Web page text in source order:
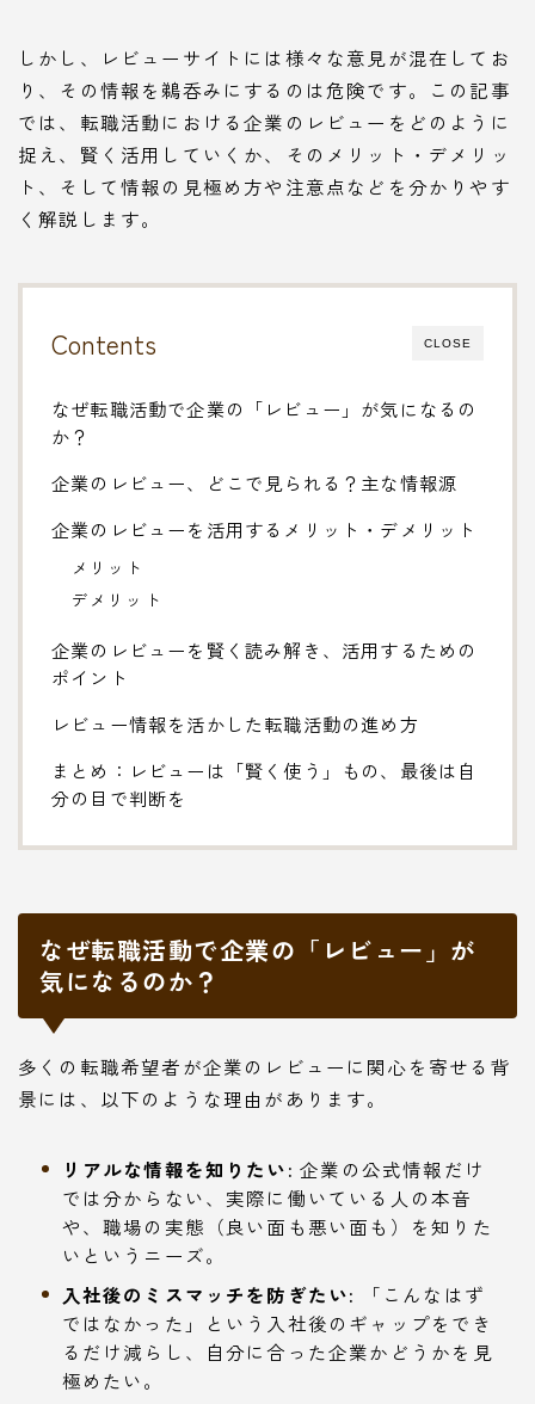
しかし、レビューサイトには様々な意見が混在してお
り、その情報を鵜呑みにするのは危険です。この記事
では、転職活動における企業のレビューをどのように
捉え、賢く活用していくか、そのメリット・デメリッ
ト、そして情報の見極め方や注意点などを分かりやす
く解説します。
CLOSE
Contents
なぜ転職活動で企業の「レビュー」が気になるの
か？
企業のレビュー、どこで見られる？主な情報源
企業のレビューを活用するメリット・デメリット
メリット
デメリット
企業のレビューを賢く読み解き、活用するための
ポイント
レビュー情報を活かした転職活動の進め方
まとめ：レビューは「賢く使う」もの、最後は自
分の目で判断を
なぜ転職活動で企業の「レビュー」が
気になるのか？
多くの転職希望者が企業のレビューに関心を寄せる背
景には、以下のような理由があります。
リアルな情報を知りたい: 企業の公式情報だけ
では分からない、実際に働いている人の本音
や、職場の実態（良い面も悪い面も）を知りた
いというニーズ。
入社後のミスマッチを防ぎたい:
「こんなはず
ではなかった」という入社後のギャップをでき
るだけ減らし、自分に合った企業かどうかを見
極めたい。